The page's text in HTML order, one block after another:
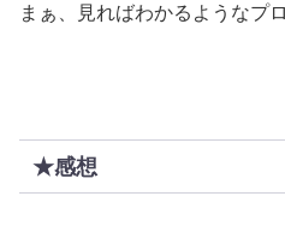
まぁ、見ればわかるようなプ
★感想